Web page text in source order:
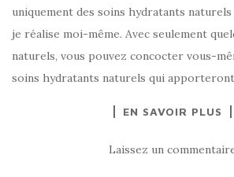
uniquement des soins hydratants
je réalise moi-même. Avec seulement
naturels, vous pouvez concocter vous-
soins hydratants naturels qui
EN SAVOIR PLUS
Laissez un